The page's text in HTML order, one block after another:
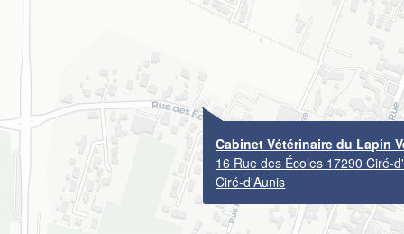
Cabinet Vétérinaire du Lapin
16 Rue des Écoles 17290 Ciré-
Ciré-d'Aunis